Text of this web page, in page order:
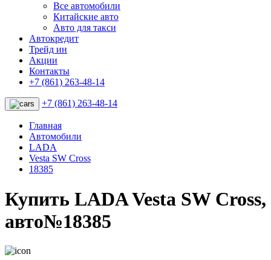
Все автомобили
Китайские авто
Авто для такси
Автокредит
Трейд ин
Акции
Контакты
+7 (861) 263-48-14
+7 (861) 263-48-14
Главная
Автомобили
LADA
Vesta SW Cross
18385
Купить LADA Vesta SW Cross,
авто№18385